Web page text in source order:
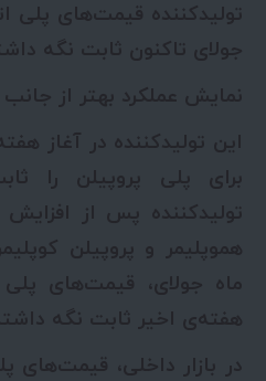
تولیدکننده قیمت‌های پلی
جولای تاکنون ثابت نگه
نمایش عملکرد بهتر از جانب
این تولیدکننده در آغاز
برای پلی پروپیلن را
تولیدکننده پس از
هموپلیمر و پروپیلن
ماه جولای، قیمت‌های
هفته‌ی اخیر ثابت نگه
در بازار داخلی، قیمت‌های